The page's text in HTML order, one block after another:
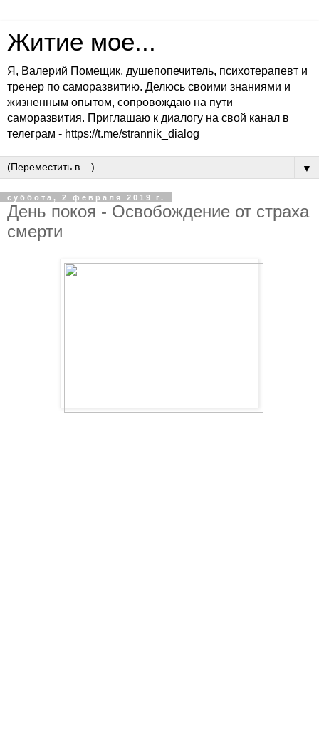
Житие мое...
Я, Валерий Помещик, душепопечитель, психотерапевт и
тренер по саморазвитию. Делюсь своими знаниями и
жизненным опытом, сопровождаю на пути
саморазвития. Приглашаю к диалогу на свой канал в
телеграм - https://t.me/strannik_dialog
▼
суббота, 2 февраля 2019 г.
День покоя - Освобождение от страха
смерти